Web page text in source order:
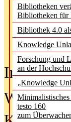
Bibliotheken
Bibliotheken für
Bibliothek 4.0
Knowledge
Forschung und
an der
„Knowledge
testo 160
zum
In der
Was